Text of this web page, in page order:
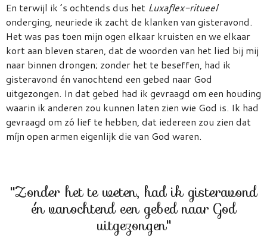
En terwijl ik ’s ochtends dus het Luxaflex-ritueel
onderging, neuriede ik zacht de klanken van gisteravond.
Het was pas toen mijn ogen elkaar kruisten en we elkaar
kort aan bleven staren, dat de woorden van het lied bij mij
naar binnen drongen; zonder het te beseffen, had ik
gisteravond én vanochtend een gebed naar God
uitgezongen. In dat gebed had ik gevraagd om een houding
waarin ik anderen zou kunnen laten zien wie God is. Ik had
gevraagd om zó lief te hebben, dat iedereen zou zien dat
míjn open armen eigenlijk die van God waren.
''Zonder het te weten, had ik gisteravond
én vanochtend een gebed naar God
uitgezongen''